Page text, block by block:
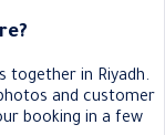
together in Riyadh.
and customer
booking in a few